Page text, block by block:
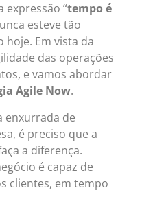
expressão “tempo é
esteve tão
hoje. Em vista da
das operações
e vamos abordar
Agile Now.
enxurrada de
é preciso que a
a diferença.
é capaz de
clientes, em tempo